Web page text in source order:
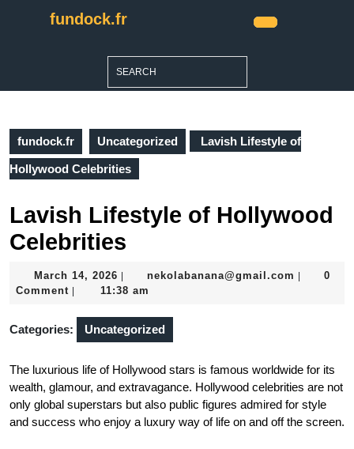
fundock.fr
fundock.fr Uncategorized Lavish Lifestyle of
Hollywood Celebrities
Lavish Lifestyle of Hollywood
Celebrities
March 14, 2026 March
14,
nekolabanana@gmail.com
0
Comment
11:38 am
Categories: Uncategorized
The luxurious life of Hollywood stars is famous worldwide for its
wealth, glamour, and extravagance. Hollywood celebrities are not
only global superstars but also public figures admired for style
and success who enjoy a luxury way of life on and off the screen.